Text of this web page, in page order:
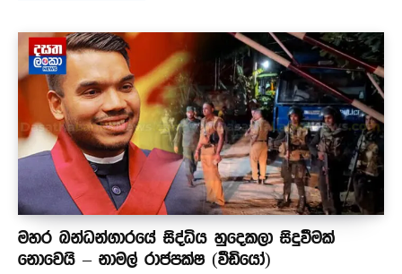
මහර බන්ධන්ගාරයේ සිද්ධිය හුදෙකලා සිදුවීමක්
නොවෙයි – නාමල් රාජපක්ෂ (වීඩියෝ)